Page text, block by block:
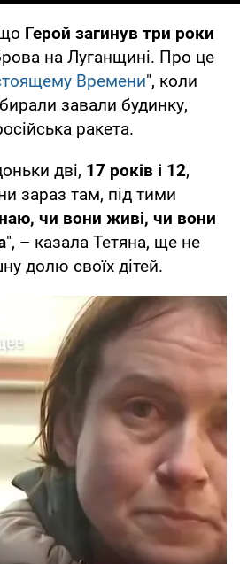
Герой загинув три роки
на Луганщині. Про це
Времени", коли
завали будинку,
ракета.
дві, 17 років і 12,
зараз там, під тими
чи вони живі, чи вони
", – казала Тетяна, ще не
долю своїх дітей.